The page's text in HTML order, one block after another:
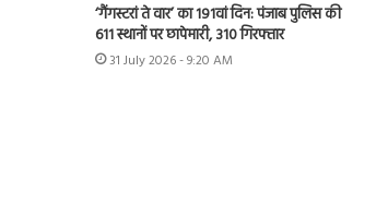
‘गैंगस्टरां ते वार’ का 191वां दिन: पंजाब पुलिस की
611 स्थानों पर छापेमारी, 310 गिरफ्तार
31 July 2026 - 9:20 AM